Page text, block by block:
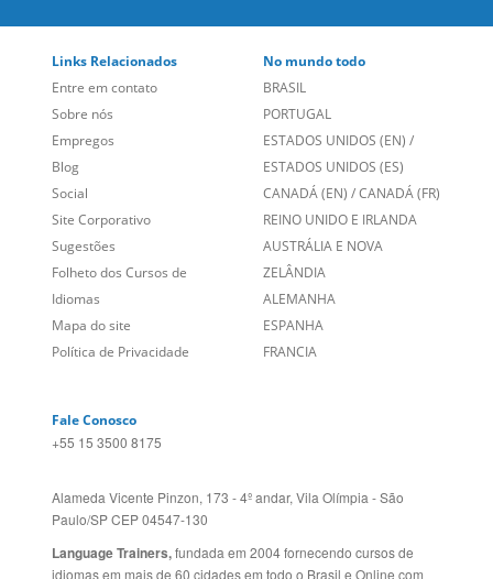
Links Relacionados
Entre em contato
Sobre nós
Empregos
Blog
Social
Site Corporativo
Sugestões
Folheto dos Cursos de
Idiomas
Mapa do site
Política de Privacidade
No mundo todo
BRASIL
PORTUGAL
ESTADOS UNIDOS (EN) /
ESTADOS UNIDOS (ES)
CANADÁ (EN) /CANADÁ (FR)
REINO UNIDO E IRLANDA
AUSTRÁLIA E NOVA
ZELÂNDIA
ALEMANHA
ESPANHA
FRANCIA
Fale Conosco
+55 15 3500 8175
Alameda Vicente Pinzon, 173 - 4º andar, Vila Olímpia - São
Paulo/SP CEP 04547-130
Language Trainers,fundada em 2004 fornecendo cursos de
idiomas em mais de 60 cidades em todo o Brasil e Online com